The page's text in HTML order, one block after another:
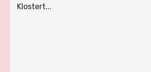
Klostert...